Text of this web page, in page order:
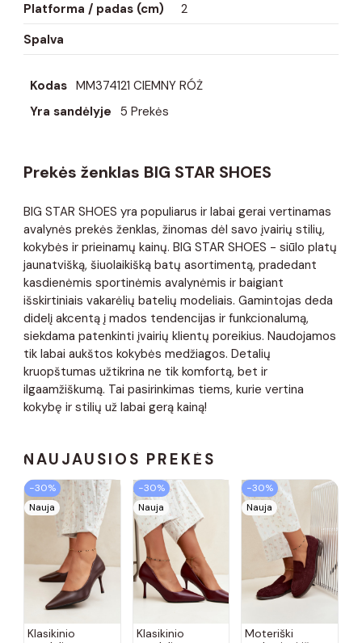
Platforma / padas (cm)
2
Spalva
Kodas MM374121 CIEMNY RÓŻ
Yra sandėlyje 5 Prekės
Prekės ženklas BIG STAR SHOES
BIG STAR SHOES yra populiarus ir labai gerai vertinamas
avalynės prekės ženklas, žinomas dėl savo įvairių stilių,
kokybės ir prieinamų kainų. BIG STAR SHOES - siūlo platų
jaunatvišką, šiuolaikišką batų asortimentą, pradedant
kasdienėmis sportinėmis avalynėmis ir baigiant
išskirtiniais vakarėlių batelių modeliais. Gamintojas deda
didelį akcentą į mados tendencijas ir funkcionalumą,
siekdama patenkinti įvairių klientų poreikius. Naudojamos
tik labai aukštos kokybės medžiagos. Detalių
kruopštumas užtikrina ne tik komfortą, bet ir
ilgaamžiškumą. Tai pasirinkimas tiems, kurie vertina
kokybę ir stilių už labai gerą kainą!
NAUJAUSIOS PREKĖS
−30%
Nauja
Klasikinio
−30%
Nauja
Klasikinio
−30%
Nauja
Moteriški